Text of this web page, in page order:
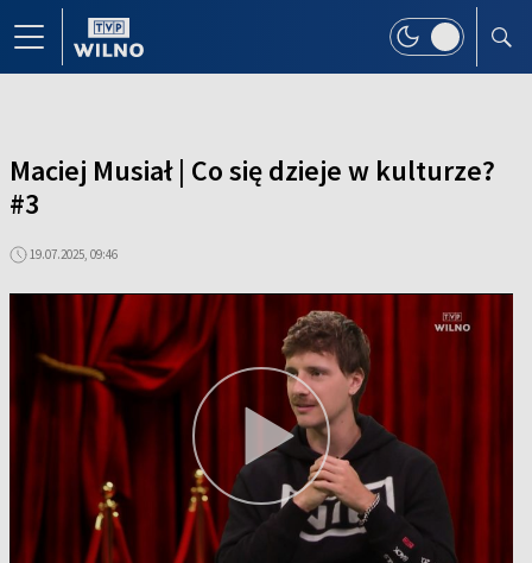
Maciej Musiał | Co się dzieje w kulturze?
#3
19.07.2025, 09:46